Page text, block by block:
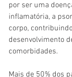
por ser uma
inflamatória, a
corpo,
desenvolvimento
comorbidades.
Mais de 50% dos